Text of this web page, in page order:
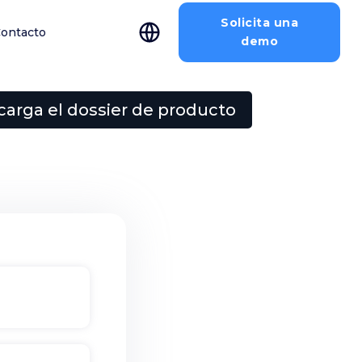
Solicita una
demo
el dossier de producto